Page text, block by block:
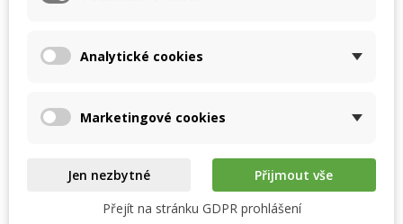
odsátí vzduchu. Dvojitá svářecí lišta se postará o
role/sáčky až do šířky 30cm, kde lze snadno vakuovat
uvnitř uzavřené nádoby o objemu 7l, kterou chrání
velmi pevné tvrzené sklo, nebo také lze vakuovat
add_circle_outline Vytvořit nový seznam
Zrušit Vytvořit seznam přání
Analytické cookies
Marketingové cookies
Jen nezbytné
Přijmout vše
Přejít na stránku GDPR prohlášení